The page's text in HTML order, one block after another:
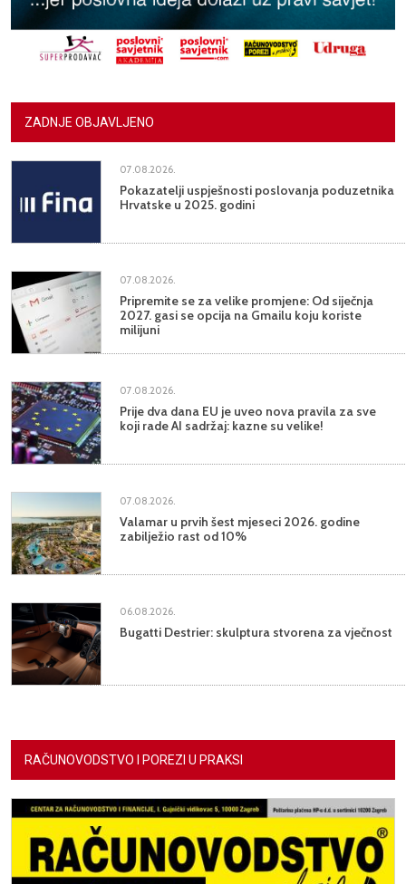
ZADNJE OBJAVLJENO
07.08.2026.
Pokazatelji uspješnosti poslovanja poduzetnika
Hrvatske u 2025. godini
07.08.2026.
Pripremite se za velike promjene: Od siječnja
2027. gasi se opcija na Gmailu koju koriste
milijuni
07.08.2026.
Prije dva dana EU je uveo nova pravila za sve
koji rade AI sadržaj: kazne su velike!
07.08.2026.
Valamar u prvih šest mjeseci 2026. godine
zabilježio rast od 10%
06.08.2026.
Bugatti Destrier: skulptura stvorena za vječnost
RAČUNOVODSTVO I POREZI U PRAKSI